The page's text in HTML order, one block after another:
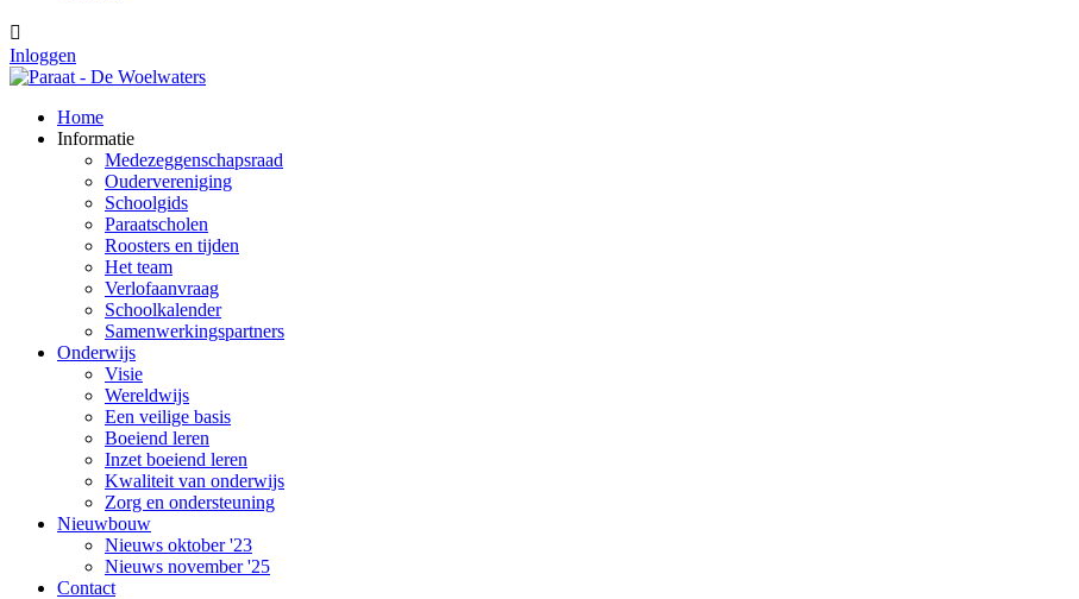

Inloggen
Home
Informatie
Medezeggenschapsraad
Oudervereniging
Schoolgids
Paraatscholen
Roosters en tijden
Het team
Verlofaanvraag
Schoolkalender
Samenwerkingspartners
Onderwijs
Visie
Wereldwijs
Een veilige basis
Boeiend leren
Inzet boeiend leren
Kwaliteit van onderwijs
Zorg en ondersteuning
Nieuwbouw
Nieuws oktober '23
Nieuws november '25
Contact